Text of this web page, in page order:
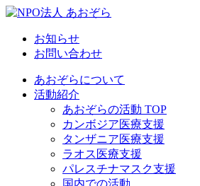
お知らせ
お問い合わせ
あおぞらについて
活動紹介
あおぞらの活動 TOP
カンボジア医療支援
タンザニア医療支援
ラオス医療支援
パレスチナマスク支援
国内での活動